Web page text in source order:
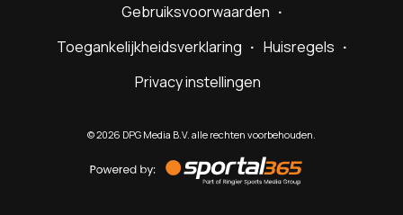
Gebruiksvoorwaarden
Toegankelijkheidsverklaring
Huisregels
Privacy instellingen
©2026 DPG Media B.V. alle rechten voorbehouden.
by
Sportal365